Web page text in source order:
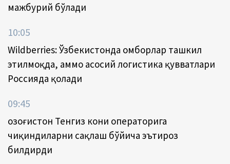
мажбурий бўлади
10:05
Wildberries: Ўзбекистонда омборлар ташкил
этилмоқда, аммо асосий логистика қувватлари
Россияда қолади
09:45
Қозоғистон Тенгиз кони операторига
чиқиндиларни сақлаш бўйича эътироз
билдирди